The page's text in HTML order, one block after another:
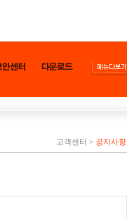
고객센터 > 공지사항